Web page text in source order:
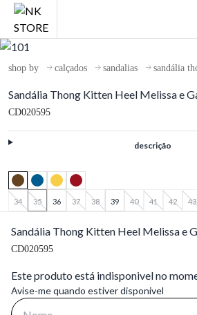
shop by calçados sandalias
Sandália Thong Kitten Heel Melissa e
CD020595
descrição
34 35 36 37 38 39 40 41 42 43
Sandália Thong Kitten Heel Melissa e
CD020595
Este produto está indisponivel no
Avise-me quando estiver disponivel